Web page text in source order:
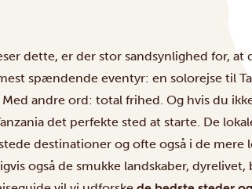
dette, er der stor sandsynlighed for,
spændende eventyr: en solorejse til
andre ord: total frihed. Og hvis du
det perfekte sted at starte. De
destinationer og ofte også i de
også de smukke landskaber,